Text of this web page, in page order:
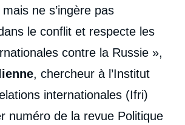
ne s’ingère pas
le conflit et respecte les
contre la Russie »,
, chercheur à l’Institut
internationales (Ifri)
numéro de la revue Politique